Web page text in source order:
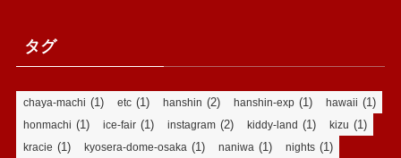
タグ
chaya-machi (1) etc (1) hanshin (2) hanshin-exp (1) hawaii (1)
honmachi (1) ice-fair (1) instagram (2) kiddy-land (1) kizu (1)
kracie (1) kyosera-dome-osaka (1) naniwa (1) nights (1)